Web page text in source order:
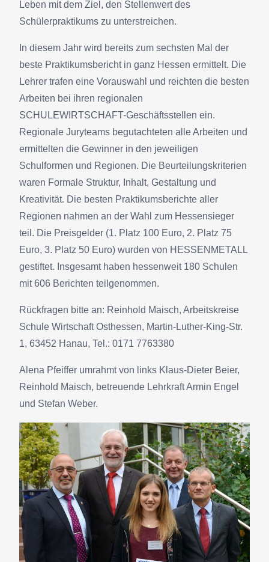
Leben mit dem Ziel, den Stellenwert des
Schülerpraktikums zu unterstreichen.
In diesem Jahr wird bereits zum sechsten Mal der
beste Praktikumsbericht in ganz Hessen ermittelt. Die
Lehrer trafen eine Vorauswahl und reichten die besten
Arbeiten bei ihren regionalen
SCHULEWIRTSCHAFT-Geschäftsstellen ein.
Regionale Juryteams begutachteten alle Arbeiten und
ermittelten die Gewinner in den jeweiligen
Schulformen und Regionen. Die Beurteilungskriterien
waren Formale Struktur, Inhalt, Gestaltung und
Kreativität. Die besten Praktikumsberichte aller
Regionen nahmen an der Wahl zum Hessensieger
teil. Die Preisgelder (1. Platz 100 Euro, 2. Platz 75
Euro, 3. Platz 50 Euro) wurden von HESSENMETALL
gestiftet. Insgesamt haben hessenweit 180 Schulen
mit 606 Berichten teilgenommen.
Rückfragen bitte an: Reinhold Maisch, Arbeitskreise
Schule Wirtschaft Osthessen, Martin-Luther-King-Str.
1, 63452 Hanau, Tel.: 0171 7763380
Alena Pfeiffer umrahmt von links Klaus-Dieter Beier,
Reinhold Maisch, betreuende Lehrkraft Armin Engel
und Stefan Weber.